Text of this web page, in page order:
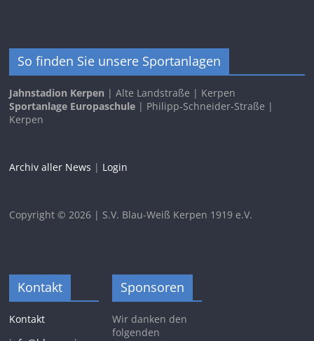
So finden Sie unsere Sportanlagen
Jahnstadion Kerpen | Alte Landstraße | Kerpen
Sportanlage Europaschule | Philipp-Schneider-Straße |
Kerpen
Archiv aller News | Login
Copyright © 2026 | S.V. Blau-Weiß Kerpen 1919 e.V.
Kontakt
Kontakt
Sponsoren
Wir danken den
folgenden